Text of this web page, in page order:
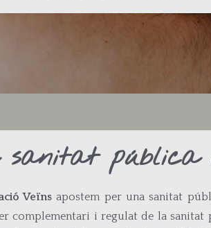
sanitat pública
Veïnsapostem per una sanitat
complementari i regulat de la